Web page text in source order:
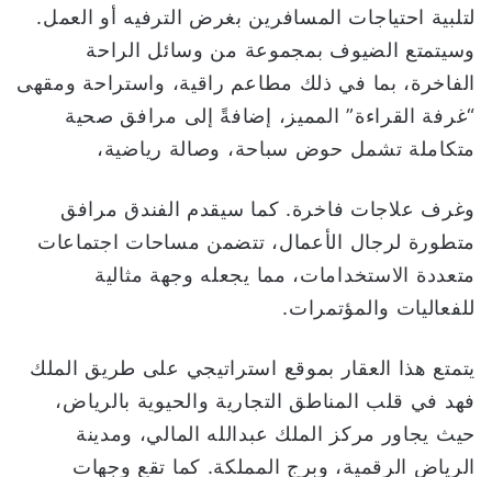
لتلبية احتياجات المسافرين بغرض الترفيه أو العمل.
وسيتمتع الضيوف بمجموعة من وسائل الراحة
الفاخرة، بما في ذلك مطاعم راقية، واستراحة ومقهى
“غرفة القراءة” المميز، إضافةً إلى مرافق صحية
متكاملة تشمل حوض سباحة، وصالة رياضية،
وغرف علاجات فاخرة. كما سيقدم الفندق مرافق
متطورة لرجال الأعمال، تتضمن مساحات اجتماعات
متعددة الاستخدامات، مما يجعله وجهة مثالية
للفعاليات والمؤتمرات.
يتمتع هذا العقار بموقع استراتيجي على طريق الملك
فهد في قلب المناطق التجارية والحيوية بالرياض،
حيث يجاور مركز الملك عبدالله المالي، ومدينة
الرياض الرقمية، وبرج المملكة. كما تقع وجهات